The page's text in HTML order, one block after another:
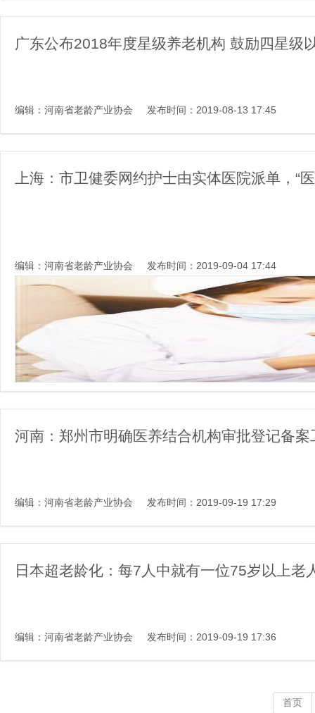
广东公布2018年度星级养老机构 鼓励四星级
编辑：河南省老龄产业协会 发布时间：2019-08-13 17:45
上海：市卫健委网约护士由实体医院派单，“
编辑：河南省老龄产业协会 发布时间：2019-09-04 17:44
河南：郑州市明确医养结合机构审批登记备
编辑：河南省老龄产业协会 发布时间：2019-09-19 17:29
日本超老龄化：每7人中就有一位75岁以上老
编辑：河南省老龄产业协会 发布时间：2019-09-19 17:36
首页